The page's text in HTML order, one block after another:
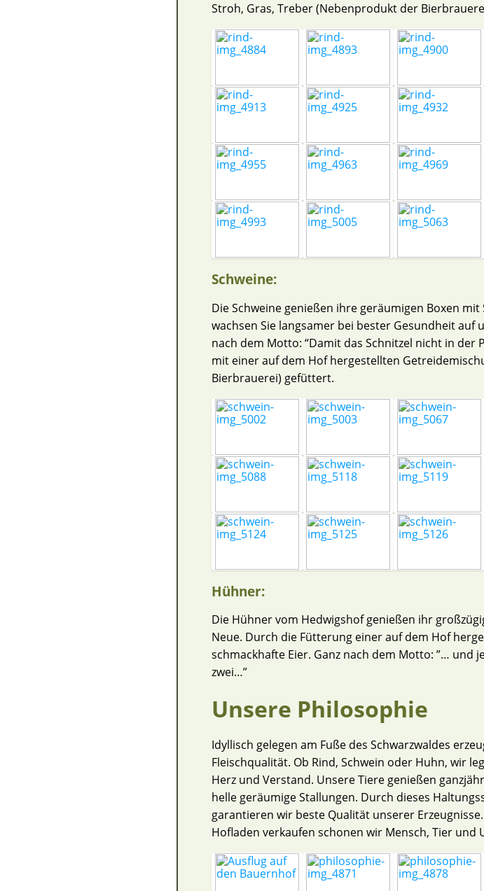
Stroh, Gras, Treber (Nebenprodukt der
Schweine:
Die Schweine genießen ihre geräumigen Boxen
wachsen Sie langsamer bei bester Gesundheit
nach dem Motto: “Damit das Schnitzel nicht in der
mit einer auf dem Hof hergestellten
Bierbrauerei) gefüttert.
Hühner:
Die Hühner vom Hedwigshof genießen ihr
Neue. Durch die Fütterung einer auf dem Hof
schmackhafte Eier. Ganz nach dem Motto: ”… und
zwei…”
Unsere Philosophie
Idyllisch gelegen am Fuße des Schwarzwaldes
Fleischqualität. Ob Rind, Schwein oder Huhn, wir
Herz und Verstand. Unsere Tiere genießen
helle geräumige Stallungen. Durch dieses
garantieren wir beste Qualität unserer
Hofladen verkaufen schonen wir Mensch, Tier und